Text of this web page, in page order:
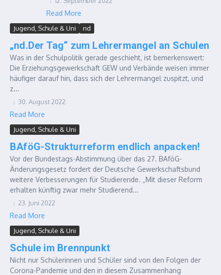
Read More
Jugend, Schule & Uni nd
„nd.Der Tag“ zum Lehrermangel an Schulen
Was in der Schul­po­li­tik gera­de geschieht, ist bemer­kens­wert:
Die Erzie­hungs­ge­werk­schaft GEW und Ver­bän­de wei­sen immer
häu­fi­ger dar­auf hin, dass sich der Leh­rer­man­gel zuspitzt, und
z...
30. August 2022
Read More
Jugend, Schule & Uni
BAföG-Strukturreform endlich anpacken!
Vor der Bundestags-Abstimmung über das 27. BAföG-
Änderungsgesetz fordert der Deutsche Gewerkschaftsbund
weitere Verbesserungen für Studierende. „Mit dieser Reform
erhalten künftig zwar mehr Studierend...
23. Juni 2022
Read More
Jugend, Schule & Uni
Schule im Brennpunkt
Nicht nur Schülerinnen und Schüler sind von den Folgen der
Corona-Pandemie und den in diesem Zusammenhang